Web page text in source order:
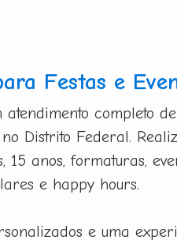
Festas e
completo
Distrito Federal.
anos, formaturas,
e happy hours.
e uma